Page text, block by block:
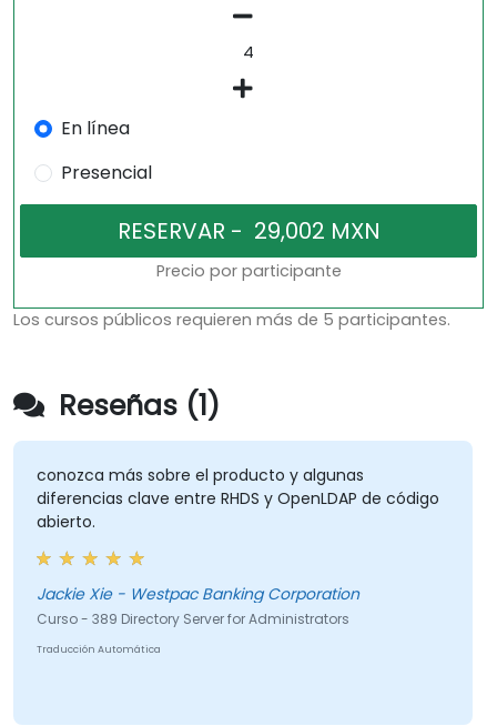
En línea
Presencial
Precio por participante
Los cursos públicos requieren más de 5 participantes.
Reseñas (1)
conozca más sobre el producto y algunas
diferencias clave entre RHDS y OpenLDAP de código
abierto.
Jackie Xie - Westpac Banking Corporation
Curso - 389 Directory Server for Administrators
Traducción Automática